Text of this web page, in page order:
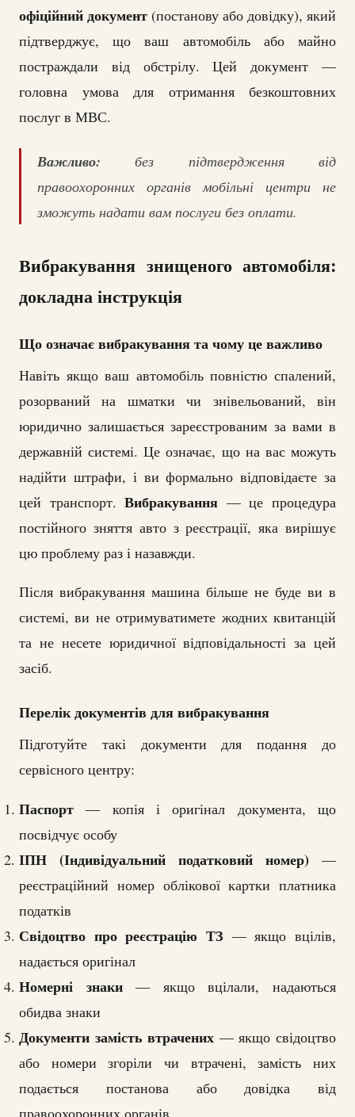
офіційний документ (постанову або довідку), який
підтверджує, що ваш автомобіль або майно
постраждали від обстрілу. Цей документ —
головна умова для отримання безкоштовних
послуг в МВС.
Важливо: без підтвердження від
правоохоронних органів мобільні центри не
зможуть надати вам послуги без оплати.
Вибракування знищеного автомобіля:
докладна інструкція
Що означає вибракування та чому це важливо
Навіть якщо ваш автомобіль повністю спалений,
розорваний на шматки чи знівельований, він
юридично залишається зареєстрованим за вами в
державній системі. Це означає, що на вас можуть
надійти штрафи, і ви формально відповідаєте за
цей транспорт.Вибракування — це процедура
постійного зняття авто з реєстрації, яка вирішує
цю проблему раз і назавжди.
Після вибракування машина більше не буде ви в
системі, ви не отримуватимете жодних квитанцій
та не несете юридичної відповідальності за цей
засіб.
Перелік документів для вибракування
Підготуйте такі документи для подання до
сервісного центру:
Паспорт — копія і оригінал документа, що
посвідчує особу
ІПН (Індивідуальний податковий номер) —
реєстраційний номер облікової картки платника
податків
Свідоцтво про реєстрацію ТЗ — якщо вцілів,
надається оригінал
Номерні знаки— якщо вцілали, надаються
обидва знаки
Документи замість втрачених — якщо свідоцтво
або номери згоріли чи втрачені, замість них
подається постанова або довідка від
правоохоронних органів